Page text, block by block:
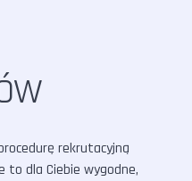
rekrutacyjną
to dla Ciebie wygodne,